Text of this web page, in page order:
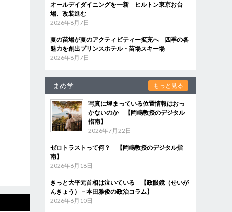
オールデイダイニングを一新 ヒルトン東京お台
場、改装進む
2026年8月7日
夏の苗場が夏のアクティビティー拡充へ 四季の各
魅力を創出プリンスホテル・苗場スキー場
2026年8月7日
まめ学 もっと見る
写真に埋まっている位置情報はおっ
かないのか 【岡嶋教授のデジタル
指南】
2026年7月22日
ゼロトラストって何？ 【岡嶋教授のデジタル指
南】
2026年6月18日
きっと大平元首相は泣いている 【政眼鏡（せいが
んきょう）－本田雅俊の政治コラム】
2026年6月10日